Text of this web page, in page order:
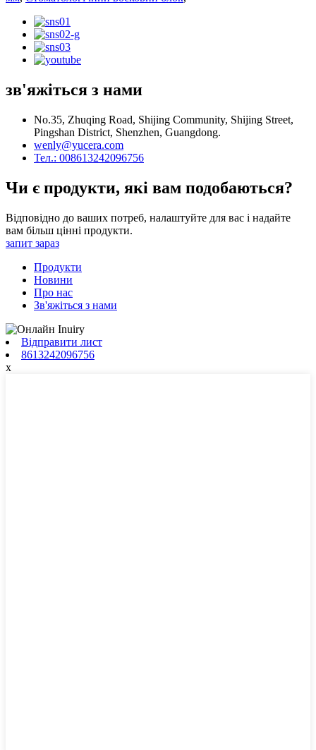
зв'яжіться з нами
No.35, Zhuqing Road, Shijing Community, Shijing Street,
Pingshan District, Shenzhen, Guangdong.
wenly@yucera.com
Тел.: 008613242096756
Чи є продукти, які вам подобаються?
Відповідно до ваших потреб, налаштуйте для вас і надайте
вам більш цінні продукти.
запит зараз
Продукти
Новини
Про нас
Зв'яжіться з нами
Відправити лист
8613242096756
x